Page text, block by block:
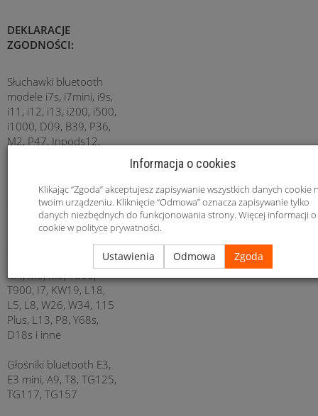
DEKLARACJE
ZGODNOŚCI:
Słuchawki bluetooth
modele i7s, i7mini, i9s,
i11, i12, i13, i200, i500,
i1000, D09, B39, P36,
M2, P47, Inpods12,
Smartwatche modele
KW10, Q18, V8, Q19
Smartbandy modele
119 Plus, m116, M3,
M4, M5, M6, T500,
T900, I7, KW19, L18,
L5, L8, W26, W34, 115
Plus, L13, P8, Y68s,
D18s i inne
Głośniki bluetooth E3,
E3 mini, A9, T8, TG125,
TG117, TG157
Informacja o cookies
Klikając “Zgoda” akceptujesz zapisywanie wszystkich danych cookie
twoim urządzeniu. Kliknięcie “Odmowa” oznacza zapisywanie tylko
danych niezbędnych do funkcjonowania strony. Więcej informacji o
cookie w polityce prywatności.
Ustawienia Odmowa Zgoda